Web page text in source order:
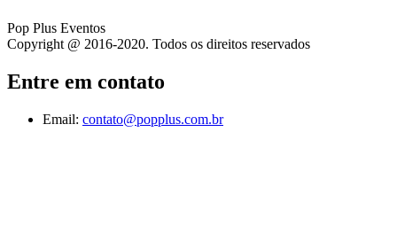
Pop Plus Eventos
Copyright @ 2016-2020. Todos os direitos reservados
Entre em contato
Email: contato@popplus.com.br